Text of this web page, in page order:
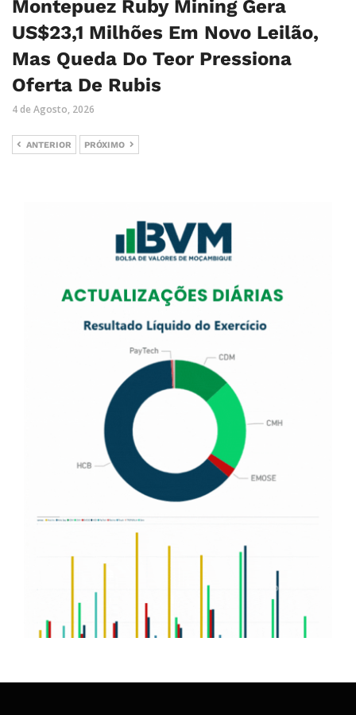
Montepuez Ruby Mining Gera
US$23,1 Milhões Em Novo Leilão,
Mas Queda Do Teor Pressiona
Oferta De Rubis
4 de Agosto, 2026
ANTERIOR PRÓXIMO